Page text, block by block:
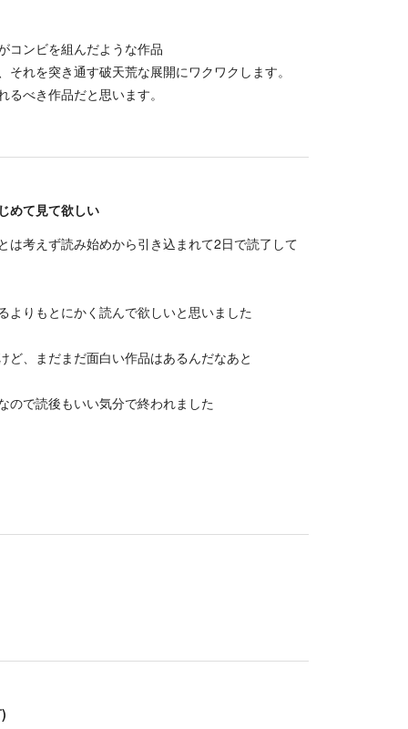
コンビを組んだような作品
れを突き通す破天荒な展開にワクワクします。
べき作品だと思います。
めて見て欲しい
は考えず読み始めから引き込まれて2日で読了して
よりもとにかく読んで欲しいと思いました
、まだまだ面白い作品はあるんだなあと
ので読後もいい気分で終われました